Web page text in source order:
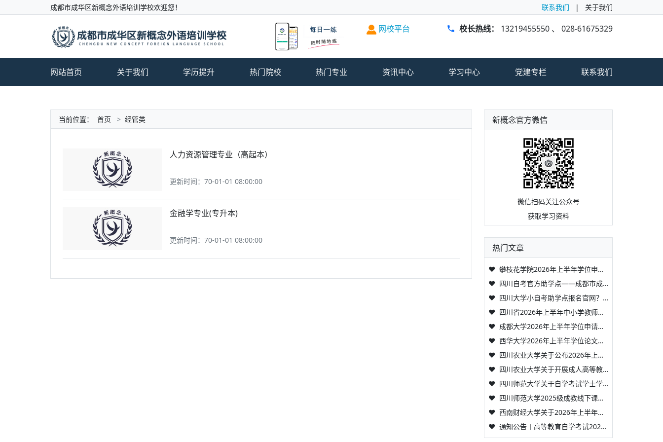
成都市成华区新概念外语培训学校欢迎您！ 联系我们 | 关于我们
网校平台 校长热线： 13219455550 、 028-61675329
网站首页 关于我们 学历提升 热门院校 热门专业 资讯中心 学习中心 党建专栏 联系我们
当前位置： 首页 > 经管类
人力资源管理专业（高起本）
更新时间：70-01-01 08:00:00
金融学专业(专升本)
更新时间：70-01-01 08:00:00
新概念官方微信
微信扫码关注公众号
获取学习资料
热门文章
❤ 攀枝花学院2026年上半年学位申请通知
❤ 四川自考官方助学点——成都市成华区新概念外语培训学校工商信息查询
❤ 四川大学小自考助学点报名官网？哪个助学点包教材？
❤ 四川省2026年上半年中小学教师资格考试（笔试）成绩即将发布
❤ 成都大学2026年上半年学位申请及学位论文评审通知
❤ 西华大学2026年上半年学位论文审查通知
❤ 四川农业大学关于公布2026年上半年成人高等教育本科学士学位英语水平考试成绩的通知
❤ 四川农业大学关于开展成人高等教育本科毕业生2026年上半年申请学士学位工作的通知
❤ 四川师范大学关于自学考试学士学位申请外语水平测试政策调整的通知
❤ 四川师范大学2025级成教线下课程第二批次安排通知
❤ 西南财经大学关于2026年上半年（26.1次）高等教育自学考试本科毕业论文现场答辩的通知
❤ 通知公告丨高等教育自学考试2026年全国统考（26.1次）西南财经大学考点公告